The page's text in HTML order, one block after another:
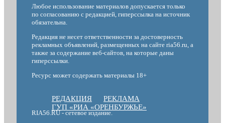
Любое использование материалов допускается только
по согласованию с редакцией, гиперссылка на источник
обязательна.
Редакция не несет ответственности за достоверность
рекламных объявлений, размещенных на сайте ria56.ru, а
также за содержание веб-сайтов, на которые даны
гиперссылки.
Ресурс может содержать материалы 18+
РЕДАКЦИЯ
РЕКЛАМА
ГУП «РИА «ОРЕНБУРЖЬЕ»
RIA56.RU - сетевое издание.